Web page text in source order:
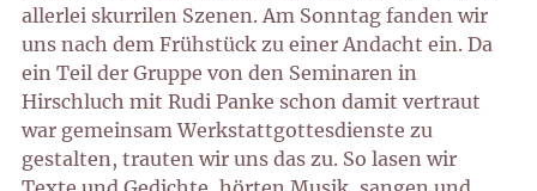
allerlei skurrilen Szenen. Am Sonntag fanden wir
uns nach dem Frühstück zu einer Andacht ein. Da
ein Teil der Gruppe von den Seminaren in
Hirschluch mit Rudi Panke schon damit vertraut
war gemeinsam Werkstattgottesdienste zu
gestalten, trauten wir uns das zu. So lasen wir